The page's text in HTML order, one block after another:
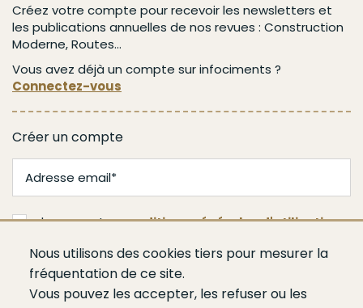
Nous utilisons des cookies tiers pour mesurer la
fréquentation de ce site.
Vous pouvez les accepter, les refuser ou les
Créez votre compte pour recevoir les newsletters et
les publications annuelles de nos revues : Construction
Moderne, Routes...
Vous avez déjà un compte sur infociments ?
Connectez-vous
Créer un compte
J'accepte lesconditions générales d'utilisation
Je m'abonne